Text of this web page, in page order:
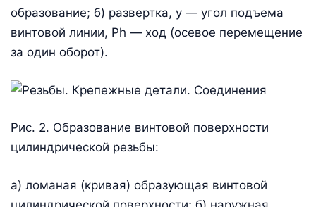
образование; б) развертка, y — угол подъема
винтовой линии, Ph — ход (осевое перемещение
за один оборот).
Рис. 2. Образование винтовой поверхности
цилиндрической резьбы:
а) ломаная (кривая) образующая винтовой